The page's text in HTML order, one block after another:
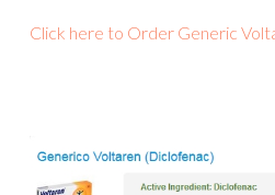
Click here to Order Generic